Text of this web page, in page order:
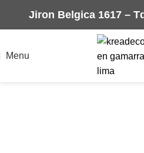
Jiron Belgica 1617 –
Menu